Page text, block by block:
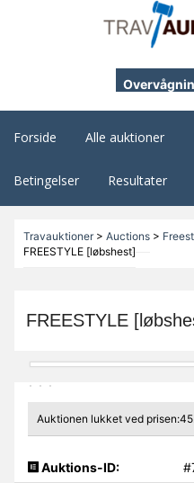
Forside Alle auktioner
Betingelser Resultater
Travauktioner> Auctions>
FREESTYLE [løbshest]
FREESTYLE
Auktionen lukket ved
Auktions-ID: